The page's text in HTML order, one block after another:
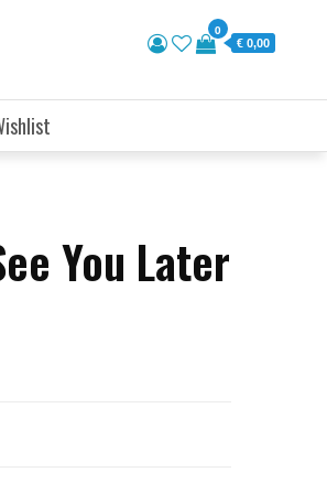
0
€ 0,00
You Later